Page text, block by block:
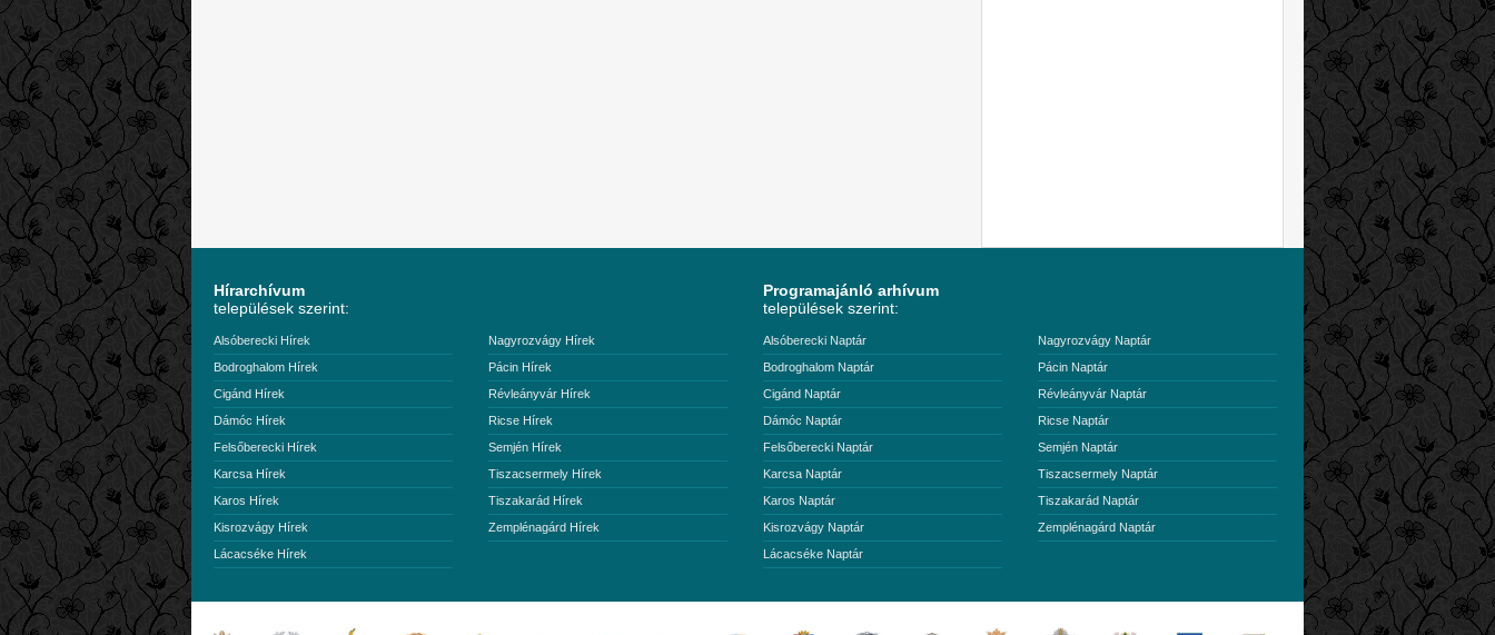
Hírarchívum
települések szerint:
Alsóberecki Hírek
Bodroghalom Hírek
Cigánd Hírek
Dámóc Hírek
Felsőberecki Hírek
Karcsa Hírek
Karos Hírek
Kisrozvágy Hírek
Lácacséke Hírek
Nagyrozvágy Hírek
Pácin Hírek
Révleányvár Hírek
Ricse Hírek
Semjén Hírek
Tiszacsermely Hírek
Tiszakarád Hírek
Zemplénagárd Hírek
Programajánló arhívum
települések szerint:
Alsóberecki Naptár
Bodroghalom Naptár
Cigánd Naptár
Dámóc Naptár
Felsőberecki Naptár
Karcsa Naptár
Karos Naptár
Kisrozvágy Naptár
Lácacséke Naptár
Nagyrozvágy Naptár
Pácin Naptár
Révleányvár Naptár
Ricse Naptár
Semjén Naptár
Tiszacsermely Naptár
Tiszakarád Naptár
Zemplénagárd Naptár